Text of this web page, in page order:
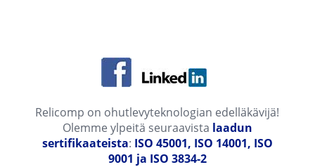
Relicomp on ohutlevyteknologian edelläkävijä!
Olemme ylpeitä seuraavista laadun
sertifikaateista: ISO 45001, ISO 14001, ISO
9001 ja ISO 3834-2